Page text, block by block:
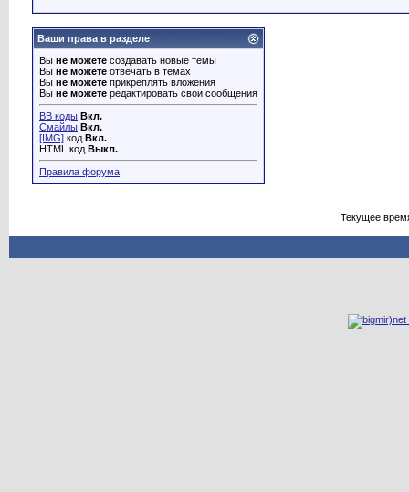
Ваши права в разделе
Вы не можете создавать новые темы
Вы не можете отвечать в темах
Вы не можете прикреплять вложения
Вы не можете редактировать свои сообщения
BB коды Вкл.
Смайлы Вкл.
[IMG] код Вкл.
HTML код Выкл.
Правила форума
Текущее